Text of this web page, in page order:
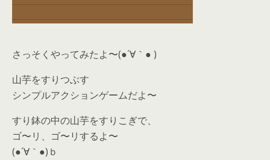
さっそくやってみたよ〜(●´∀｀● )
山芋をすりつぶす
シンプルアクションゲームだよ〜
すり鉢の中の山芋をすりこぎで、
ゴ〜リ、ゴ〜リするよ〜
(●´∀｀●)ｂ